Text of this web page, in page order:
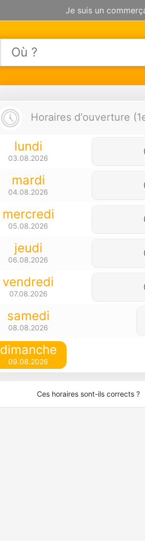
Je suis un
Horaires d'ouverture
lundi
03.08.2026
mardi
04.08.2026
mercredi
05.08.2026
jeudi
06.08.2026
vendredi
07.08.2026
samedi
08.08.2026
dimanche
09.08.2026
Ces horaires sont-ils corrects ?